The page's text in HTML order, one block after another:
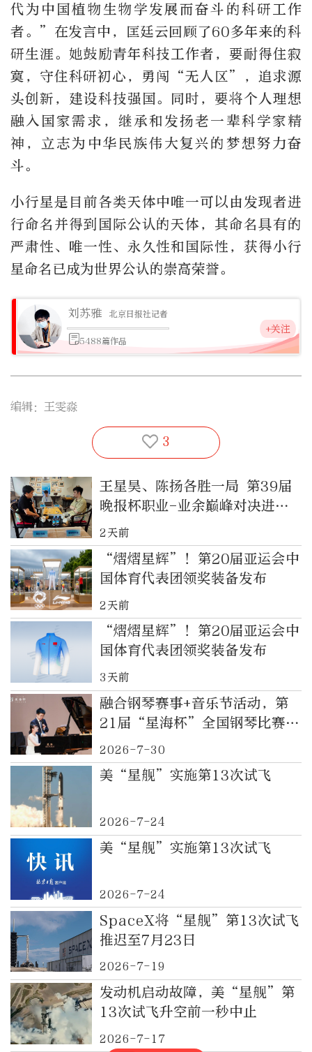
代为中国植物生物学发展而奋斗的科研工作
者。”在发言中，匡廷云回顾了60多年来的科
研生涯。她鼓励青年科技工作者，要耐得住寂
寞，守住科研初心，勇闯“无人区”，追求源
头创新，建设科技强国。同时，要将个人理想
融入国家需求，继承和发扬老一辈科学家精
神，立志为中华民族伟大复兴的梦想努力奋
斗。
小行星是目前各类天体中唯一可以由发现者进
行命名并得到国际公认的天体，其命名具有的
严肃性、唯一性、永久性和国际性，获得小行
星命名已成为世界公认的崇高荣誉。
刘苏雅 北京日报社记者
5488篇作品
+关注
编辑：王雯淼
3
王星昊、陈扬各胜一局 第39届
晚报杯职业-业余巅峰对决进入
决胜局
2天前
“熠熠星辉”！第20届亚运会中
国体育代表团领奖装备发布
2天前
“熠熠星辉”！第20届亚运会中
国体育代表团领奖装备发布
3天前
融合钢琴赛事+音乐节活动，第
21届“星海杯”全国钢琴比赛精
英赛闭幕
2026-7-30
美“星舰”实施第13次试飞
2026-7-24
美“星舰”实施第13次试飞
2026-7-24
SpaceX将“星舰”第13次试飞
推迟至7月23日
2026-7-19
发动机启动故障，美“星舰”第
13次试飞升空前一秒中止
2026-7-17